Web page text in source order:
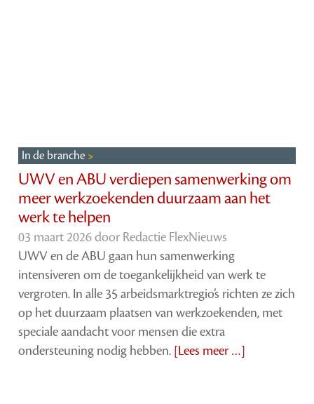
In de branche
UWV en ABU verdiepen samenwerking om
meer werkzoekenden duurzaam aan het
werk te helpen
03 maart 2026 door Redactie FlexNieuws
UWV en de ABU gaan hun samenwerking
intensiveren om de toegankelijkheid van werk te
vergroten. In alle 35 arbeidsmarktregio’s richten ze zich
op het duurzaam plaatsen van werkzoekenden, met
speciale aandacht voor mensen die extra
ondersteuning nodig hebben. [Lees meer …]